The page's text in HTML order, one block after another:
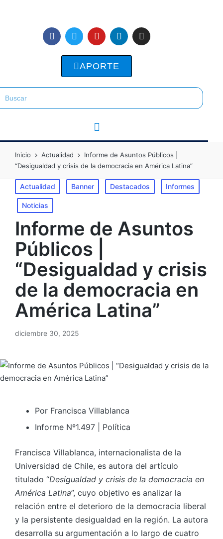
APORTE
Inicio Actualidad
Informe de Asuntos Públicos |
“Desigualdad y crisis de la democracia en América Latina”
Actualidad Banner Destacados Informes
Noticias
Informe de Asuntos
Públicos |
“Desigualdad y crisis
de la democracia en
América Latina”
diciembre 30, 2025
Por Francisca Villablanca
Informe Nº1.497 | Política
Francisca Villablanca, internacionalista de la
Universidad de Chile, es autora del artículo
titulado “Desigualdad y crisis de la democracia en
América Latina”, cuyo objetivo es analizar la
relación entre el deterioro de la democracia liberal
y la persistente desigualdad en la región. La autora
desarrolla su argumentación a lo largo de cuatro